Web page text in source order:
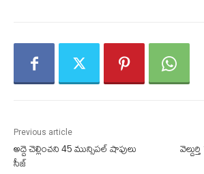
Previous article
అద్దె చెల్లించని 45 మున్సిపల్ షాపులు
సీజ్